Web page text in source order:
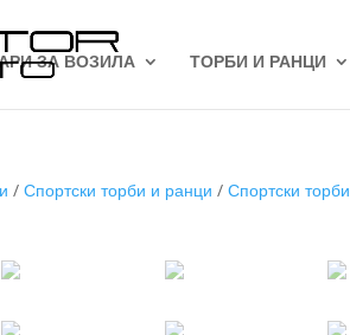
ЗА ВОЗИЛА ТОРБИ И РАНЦИ
/Спортски торби и ранци /Спортски торби